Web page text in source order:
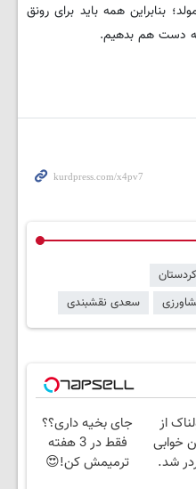
بنابراین همه باید برای رونق
دست هم بدهیم.
کردستان
سعدی نقشبندی
از
خوابی
شد.
جای بخیه داری؟؟
فقط در 3 هفته
ترمیمش کن!😍